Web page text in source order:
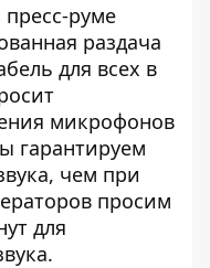
руме
раздача
для всех в
микрофонов
гарантируем
чем при
просим
для